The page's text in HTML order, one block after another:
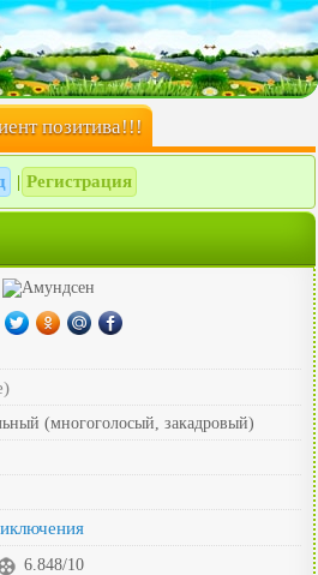
позитива!!!
Регистрация
(многоголосый, закадровый)
6.848/10